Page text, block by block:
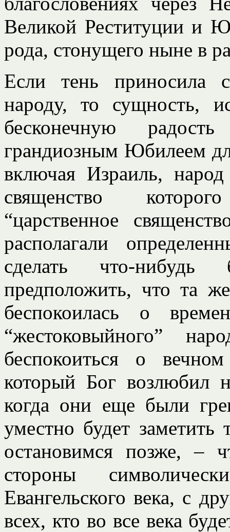
Великой Реституции и
рода, стонущего ныне в
Если тень приносила
народу, то сущность,
бесконечную
грандиозным Юбилеем
включая Израиль,
священство
“царственное
располагали
сделать что-нибудь
предположить, что та
беспокоилась о
“жестоковыйного”
беспокоиться о
который Бог возлюбил
когда они еще были
уместно будет
остановимся позже, –
стороны
Евангельского века, с
всех, кто во все века